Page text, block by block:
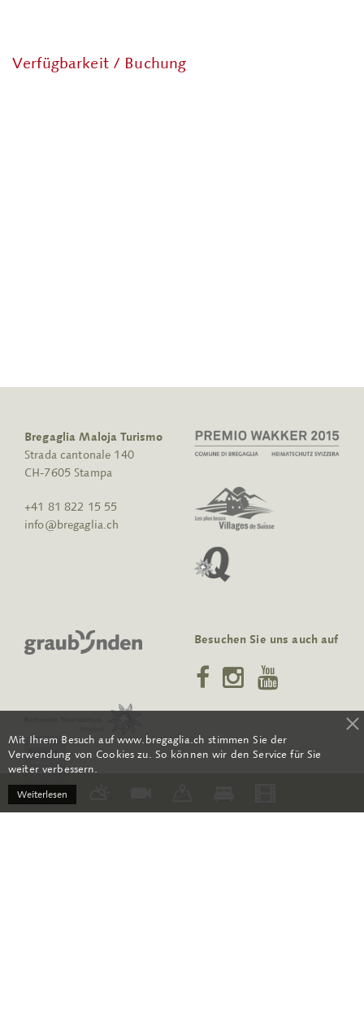
Verfügbarkeit / Buchung
Bregaglia Maloja Turismo
Strada cantonale 140
CH-7605 Stampa
+41 81 822 15 55
info@bregaglia.ch
Besuchen Sie uns auch auf
Mit Ihrem Besuch auf www.bregaglia.ch stimmen Sie der
Verwendung von Cookies zu. So können wir den Service für Sie
weiter verbessern.
Weiterlesen